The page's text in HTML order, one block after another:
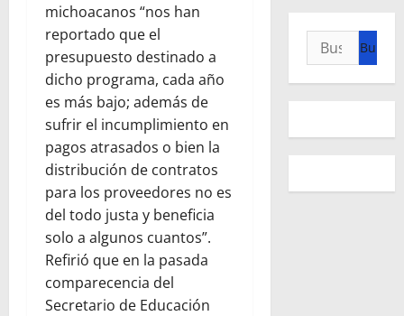
michoacanos “nos han
reportado que el
presupuesto destinado a
dicho programa, cada año
es más bajo; además de
sufrir el incumplimiento en
pagos atrasados o bien la
distribución de contratos
para los proveedores no es
del todo justa y beneficia
solo a algunos cuantos”.
Refirió que en la pasada
comparecencia del
Secretario de Educación
Buscar: